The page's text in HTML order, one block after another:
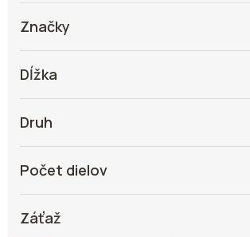
Značky
Dĺžka
Druh
Počet dielov
Záťaž